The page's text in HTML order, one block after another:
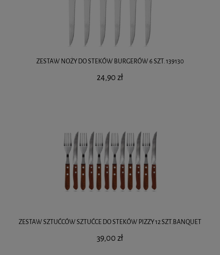
ZESTAW NOŻY DO STEKÓW BURGERÓW 6 SZT. 139130
24,90 zł
ZESTAW SZTUĆCÓW SZTUĆCE DO STEKÓW PIZZY 12 SZT.BANQUET
39,00 zł